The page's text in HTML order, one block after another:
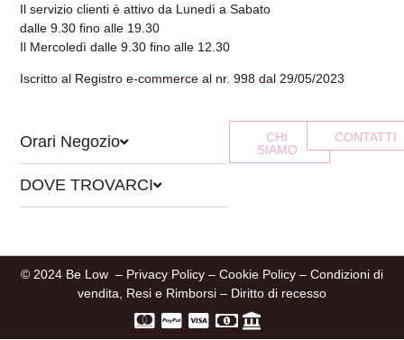
Il servizio clienti è attivo da Lunedì a Sabato
dalle 9.30 fino alle 19.30
Il Mercoledì dalle 9.30 fino alle 12.30
Iscritto al Registro e-commerce al nr. 998 dal 29/05/2023
Orari Negozio
DOVE TROVARCI
CHI
SIAMO
CONTATTI
© 2024 Be Low – Privacy Policy – Cookie Policy – Condizioni di
vendita, Resi e Rimborsi – Diritto di recesso